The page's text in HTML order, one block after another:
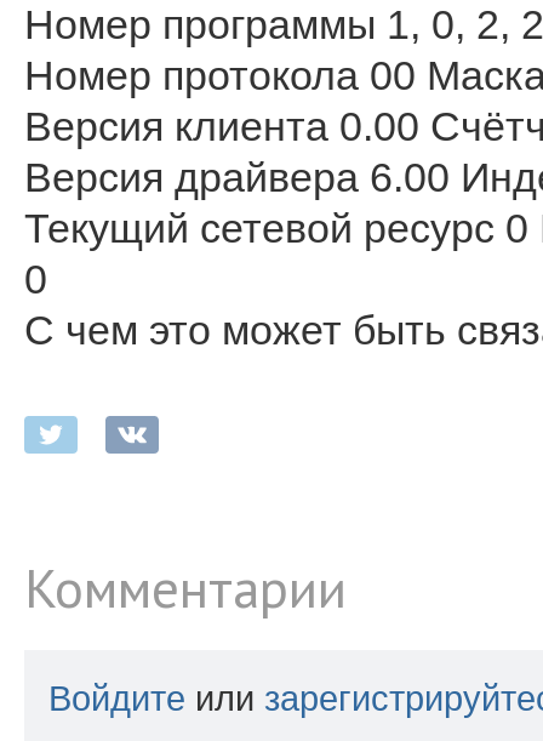
Номер программы 1, 0, 2,
Номер протокола 00
Версия клиента 0.00
Версия драйвера 6.00
Текущий сетевой ресурс
0
С чем это может быть
Комментарии
Войдите или